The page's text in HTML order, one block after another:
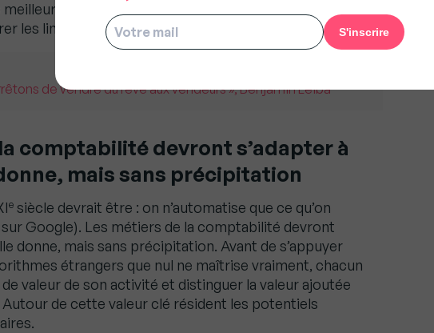
lauréats. Peut-on faire confiance aux
les limites du génie artificiel qu’ils ont conçu ?
de vendre du rêve aux vendeurs », Benjamin Leiba
comptabilité devront s’adapter à
mais sans précipitation
e siècle devrait être : on n’automatise que ce qu’on
Google). Les métiers de la comptabilité devront
donne, mais sans précipitation. Avant de s’appuyer
étrangers que nul ne maîtrise vraiment, chacun
valeur de son activité et distinguer la valeur ajoutée
de cette valeur clé résident les potentiels